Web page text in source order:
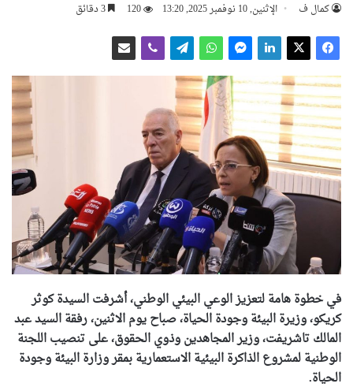
كمال ف الإثنين, 10 نوفمبر 2025, 13:20 120
في خطوة هامة لتعزيز الوعي البيئي الوطني، أشرفت السيدة كوثر
كريكو، وزيرة البيئة وجودة الحياة، صباح يوم الاثنين، رفقة السيد عبد
المالك تاشريفت، وزير المجاهدين وذوي الحقوق، على تنصيب اللجنة
الوطنية لمشروع الذاكرة البيئية الاستعمارية بمقر وزارة البيئة وجودة
الحياة.